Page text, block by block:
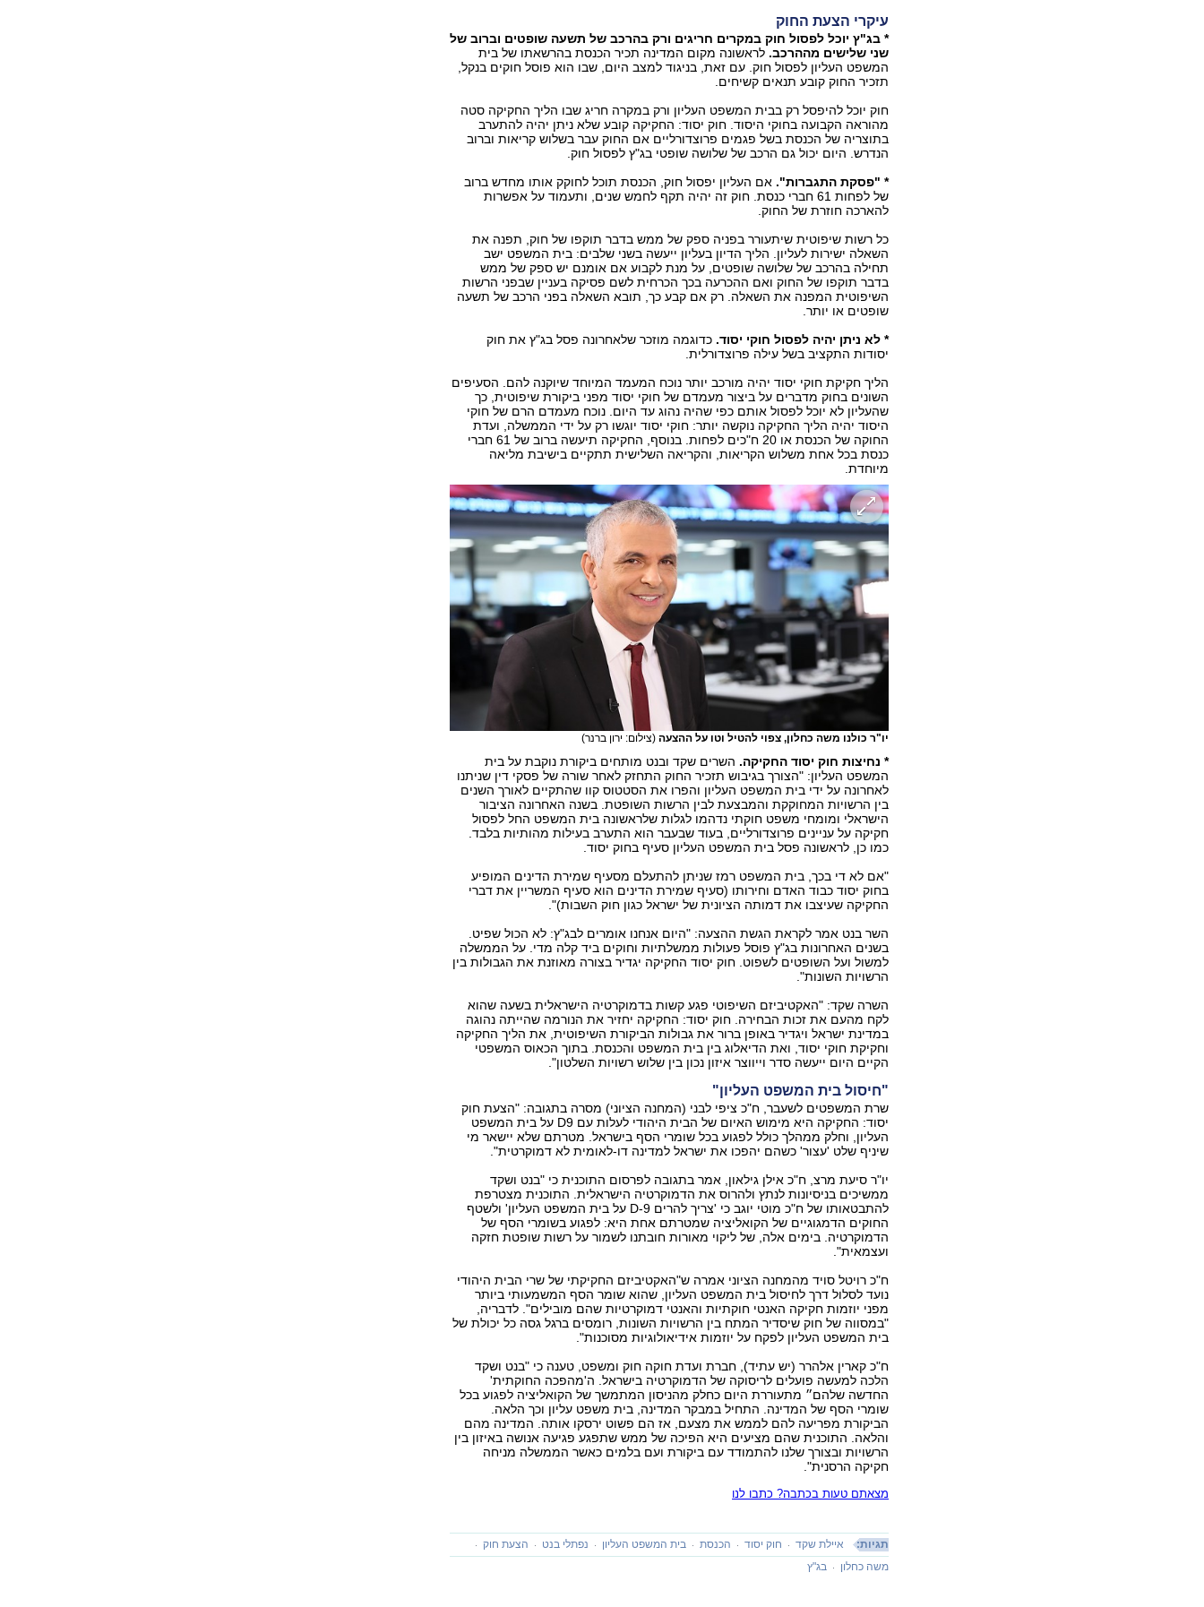
עיקרי הצעת החוק
* בג"ץ יוכל לפסול חוק במקרים חריגים ורק בהרכב של תשעה שופטים וברוב של
שני שלישים מההרכב. לראשונה מקום המדינה תכיר הכנסת בהרשאתו של בית
המשפט העליון לפסול חוק. עם זאת, בניגוד למצב היום, שבו הוא פוסל חוקים בנקל,
תזכיר החוק קובע תנאים קשיחים.
חוק יוכל להיפסל רק בבית המשפט העליון ורק במקרה חריג שבו הליך החקיקה סטה
מהוראה הקבועה בחוקי היסוד. חוק יסוד: החקיקה קובע שלא ניתן יהיה להתערב
בתוצריה של הכנסת בשל פגמים פרוצדורליים אם החוק עבר בשלוש קריאות וברוב
הנדרש. היום יכול גם הרכב של שלושה שופטי בג"ץ לפסול חוק.
* "פסקת התגברות". אם העליון יפסול חוק, הכנסת תוכל לחוקק אותו מחדש ברוב
של לפחות 61 חברי כנסת. חוק זה יהיה תקף לחמש שנים, ותעמוד על אפשרות
להארכה חוזרת של החוק.
כל רשות שיפוטית שיתעורר בפניה ספק של ממש בדבר תוקפו של חוק, תפנה את
השאלה ישירות לעליון. הליך הדיון בעליון ייעשה בשני שלבים: בית המשפט ישב
תחילה בהרכב של שלושה שופטים, על מנת לקבוע אם אומנם יש ספק של ממש
בדבר תוקפו של החוק ואם ההכרעה בכך הכרחית לשם פסיקה בעניין שבפני הרשות
השיפוטית המפנה את השאלה. רק אם קבע כך, תובא השאלה בפני הרכב של תשעה
שופטים או יותר.
* לא ניתן יהיה לפסול חוקי יסוד. כדוגמה מוזכר שלאחרונה פסל בג"ץ את חוק
יסודות התקציב בשל עילה פרוצדורלית.
הליך חקיקת חוקי יסוד יהיה מורכב יותר נוכח המעמד המיוחד שיוקנה להם. הסעיפים
השונים בחוק מדברים על ביצור מעמדם של חוקי יסוד מפני ביקורת שיפוטית, כך
שהעליון לא יוכל לפסול אותם כפי שהיה נהוג עד היום. נוכח מעמדם הרם של חוקי
היסוד יהיה הליך החקיקה נוקשה יותר: חוקי יסוד יוגשו רק על ידי הממשלה, ועדת
החוקה של הכנסת או 20 ח"כים לפחות. בנוסף, החקיקה תיעשה ברוב של 61 חברי
כנסת בכל אחת משלוש הקריאות, והקריאה השלישית תתקיים בישיבת מליאה
מיוחדת.
יו"ר כולנו משה כחלון, צפוי להטיל וטו על ההצעה (צילום: ירון ברנר)
* נחיצות חוק יסוד החקיקה. השרים שקד ובנט מותחים ביקורת נוקבת על בית
המשפט העליון: "הצורך בגיבוש תזכיר החוק התחזק לאחר שורה של פסקי דין שניתנו
לאחרונה על ידי בית המשפט העליון והפרו את הסטטוס קוו שהתקיים לאורך השנים
בין הרשויות המחוקקת והמבצעת לבין הרשות השופטת. בשנה האחרונה הציבור
הישראלי ומומחי משפט חוקתי נדהמו לגלות שלראשונה בית המשפט החל לפסול
חקיקה על עניינים פרוצדורליים, בעוד שבעבר הוא התערב בעילות מהותיות בלבד.
כמו כן, לראשונה פסל בית המשפט העליון סעיף בחוק יסוד.
"אם לא די בכך, בית המשפט רמז שניתן להתעלם מסעיף שמירת הדינים המופיע
בחוק יסוד כבוד האדם וחירותו (סעיף שמירת הדינים הוא סעיף המשריין את דברי
החקיקה שעיצבו את דמותה הציונית של ישראל כגון חוק השבות)".
השר בנט אמר לקראת הגשת ההצעה: "היום אנחנו אומרים לבג"ץ: לא הכול שפיט.
בשנים האחרונות בג"ץ פוסל פעולות ממשלתיות וחוקים ביד קלה מדי. על הממשלה
למשול ועל השופטים לשפוט. חוק יסוד החקיקה יגדיר בצורה מאוזנת את הגבולות בין
הרשויות השונות".
השרה שקד: "האקטיביזם השיפוטי פגע קשות בדמוקרטיה הישראלית בשעה שהוא
לקח מהעם את זכות הבחירה. חוק יסוד: החקיקה יחזיר את הנורמה שהייתה נהוגה
במדינת ישראל ויגדיר באופן ברור את גבולות הביקורת השיפוטית, את הליך החקיקה
וחקיקת חוקי יסוד, ואת הדיאלוג בין בית המשפט והכנסת. בתוך הכאוס המשפטי
הקיים היום ייעשה סדר וייווצר איזון נכון בין שלוש רשויות השלטון".
"חיסול בית המשפט העליון"
שרת המשפטים לשעבר, ח"כ ציפי לבני (המחנה הציוני) מסרה בתגובה: "הצעת חוק
יסוד: החקיקה היא מימוש האיום של הבית היהודי לעלות עם D9 על בית המשפט
העליון, וחלק ממהלך כולל לפגוע בכל שומרי הסף בישראל. מטרתם שלא יישאר מי
שיניף שלט 'עצור' כשהם יהפכו את ישראל למדינה דו-לאומית לא דמוקרטית".
יו"ר סיעת מרצ, ח"כ אילן גילאון, אמר בתגובה לפרסום התוכנית כי "בנט ושקד
ממשיכים בניסיונות לנתץ ולהרוס את הדמוקרטיה הישראלית. התוכנית מצטרפת
להתבטאותו של ח"כ מוטי יוגב כי 'צריך להרים D-9 על בית המשפט העליון' ולשטף
החוקים הדמגוגיים של הקואליציה שמטרתם אחת היא: לפגוע בשומרי הסף של
הדמוקרטיה. בימים אלה, של ליקוי מאורות חובתנו לשמור על רשות שופטת חזקה
ועצמאית".
ח"כ רויטל סויד מהמחנה הציוני אמרה ש"האקטיביזם החקיקתי של שרי הבית היהודי
נועד לסלול דרך לחיסול בית המשפט העליון, שהוא שומר הסף המשמעותי ביותר
מפני יוזמות חקיקה האנטי חוקתיות והאנטי דמוקרטיות שהם מובילים". לדבריה,
"במסווה של חוק שיסדיר המתח בין הרשויות השונות, רומסים ברגל גסה כל יכולת של
בית המשפט העליון לפקח על יוזמות אידיאולוגיות מסוכנות".
ח"כ קארין אלהרר (יש עתיד), חברת ועדת חוקה חוק ומשפט, טענה כי "בנט ושקד
הלכה למעשה פועלים לריסוקה של הדמוקרטיה בישראל. ה'מהפכה החוקתית'
החדשה שלהם״ מתעוררת היום כחלק מהניסון המתמשך של הקואליציה לפגוע בכל
שומרי הסף של המדינה. התחיל במבקר המדינה, בית משפט עליון וכך הלאה.
הביקורת מפריעה להם לממש את מצעם, אז הם פשוט ירסקו אותה. המדינה מהם
והלאה. התוכנית שהם מציעים היא הפיכה של ממש שתפגע פגיעה אנושה באיזון בין
הרשויות ובצורך שלנו להתמודד עם ביקורת ועם בלמים כאשר הממשלה מניחה
חקיקה הרסנית".
מצאתם טעות בכתבה? כתבו לנו
תגיות: איילת שקד חוק יסוד הכנסת בית המשפט העליון נפתלי בנט
הצעת חוק
משה כחלון
בג"ץ